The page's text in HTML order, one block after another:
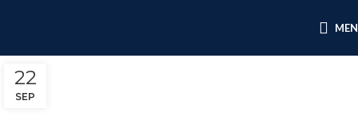
22
SEP